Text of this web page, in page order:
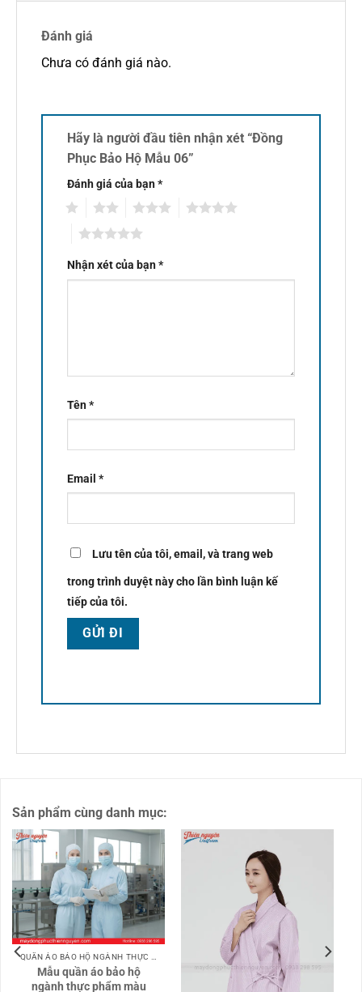
Đánh giá
Chưa có đánh giá nào.
Hãy là người đầu tiên nhận xét “Đồng
Phục Bảo Hộ Mẫu 06”
Đánh giá của bạn*
Nhận xét của bạn*
Tên*
Email *
Lưu tên của tôi, email, và trang web
trong trình duyệt này cho lần bình luận kế
tiếp của tôi.
Sản phẩm cùng danh mục:
QUẦN ÁO BẢO HỘ NGÀNH THỰC PHẨM
Mẫu quần áo bảo hộ
ngành thực phẩm màu